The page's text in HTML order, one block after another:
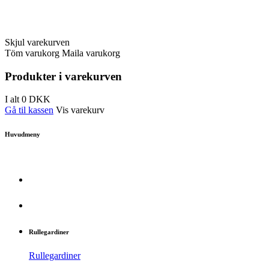
Skjul varekurven
Töm varukorg Maila varukorg
Produkter i varekurven
I alt0 DKK
Gå til kassen Vis varekurv
Huvudmeny
Rullegardiner
Rullegardiner